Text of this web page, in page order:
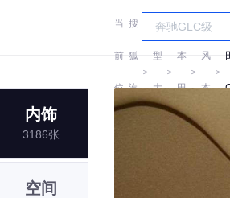
当
前
位
搜
狐
汽
＞
车
型
大
＞
本
田
＞
东
风
本
＞
内饰
3186张
空间